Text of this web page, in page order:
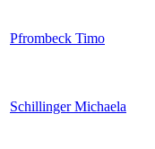
Pfrombeck Timo
Schillinger Michaela